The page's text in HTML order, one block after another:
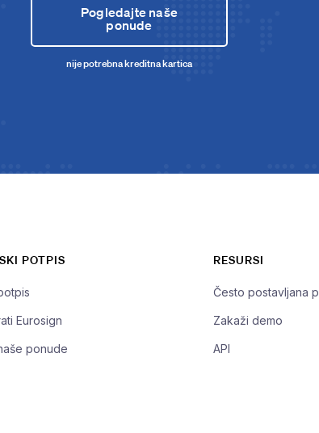
Pogledajte naše
ponude
nije potrebna kreditna kartica
POTPIS
Eurosign
ponude
RESURSI
Često postavljana
Zakaži demo
API